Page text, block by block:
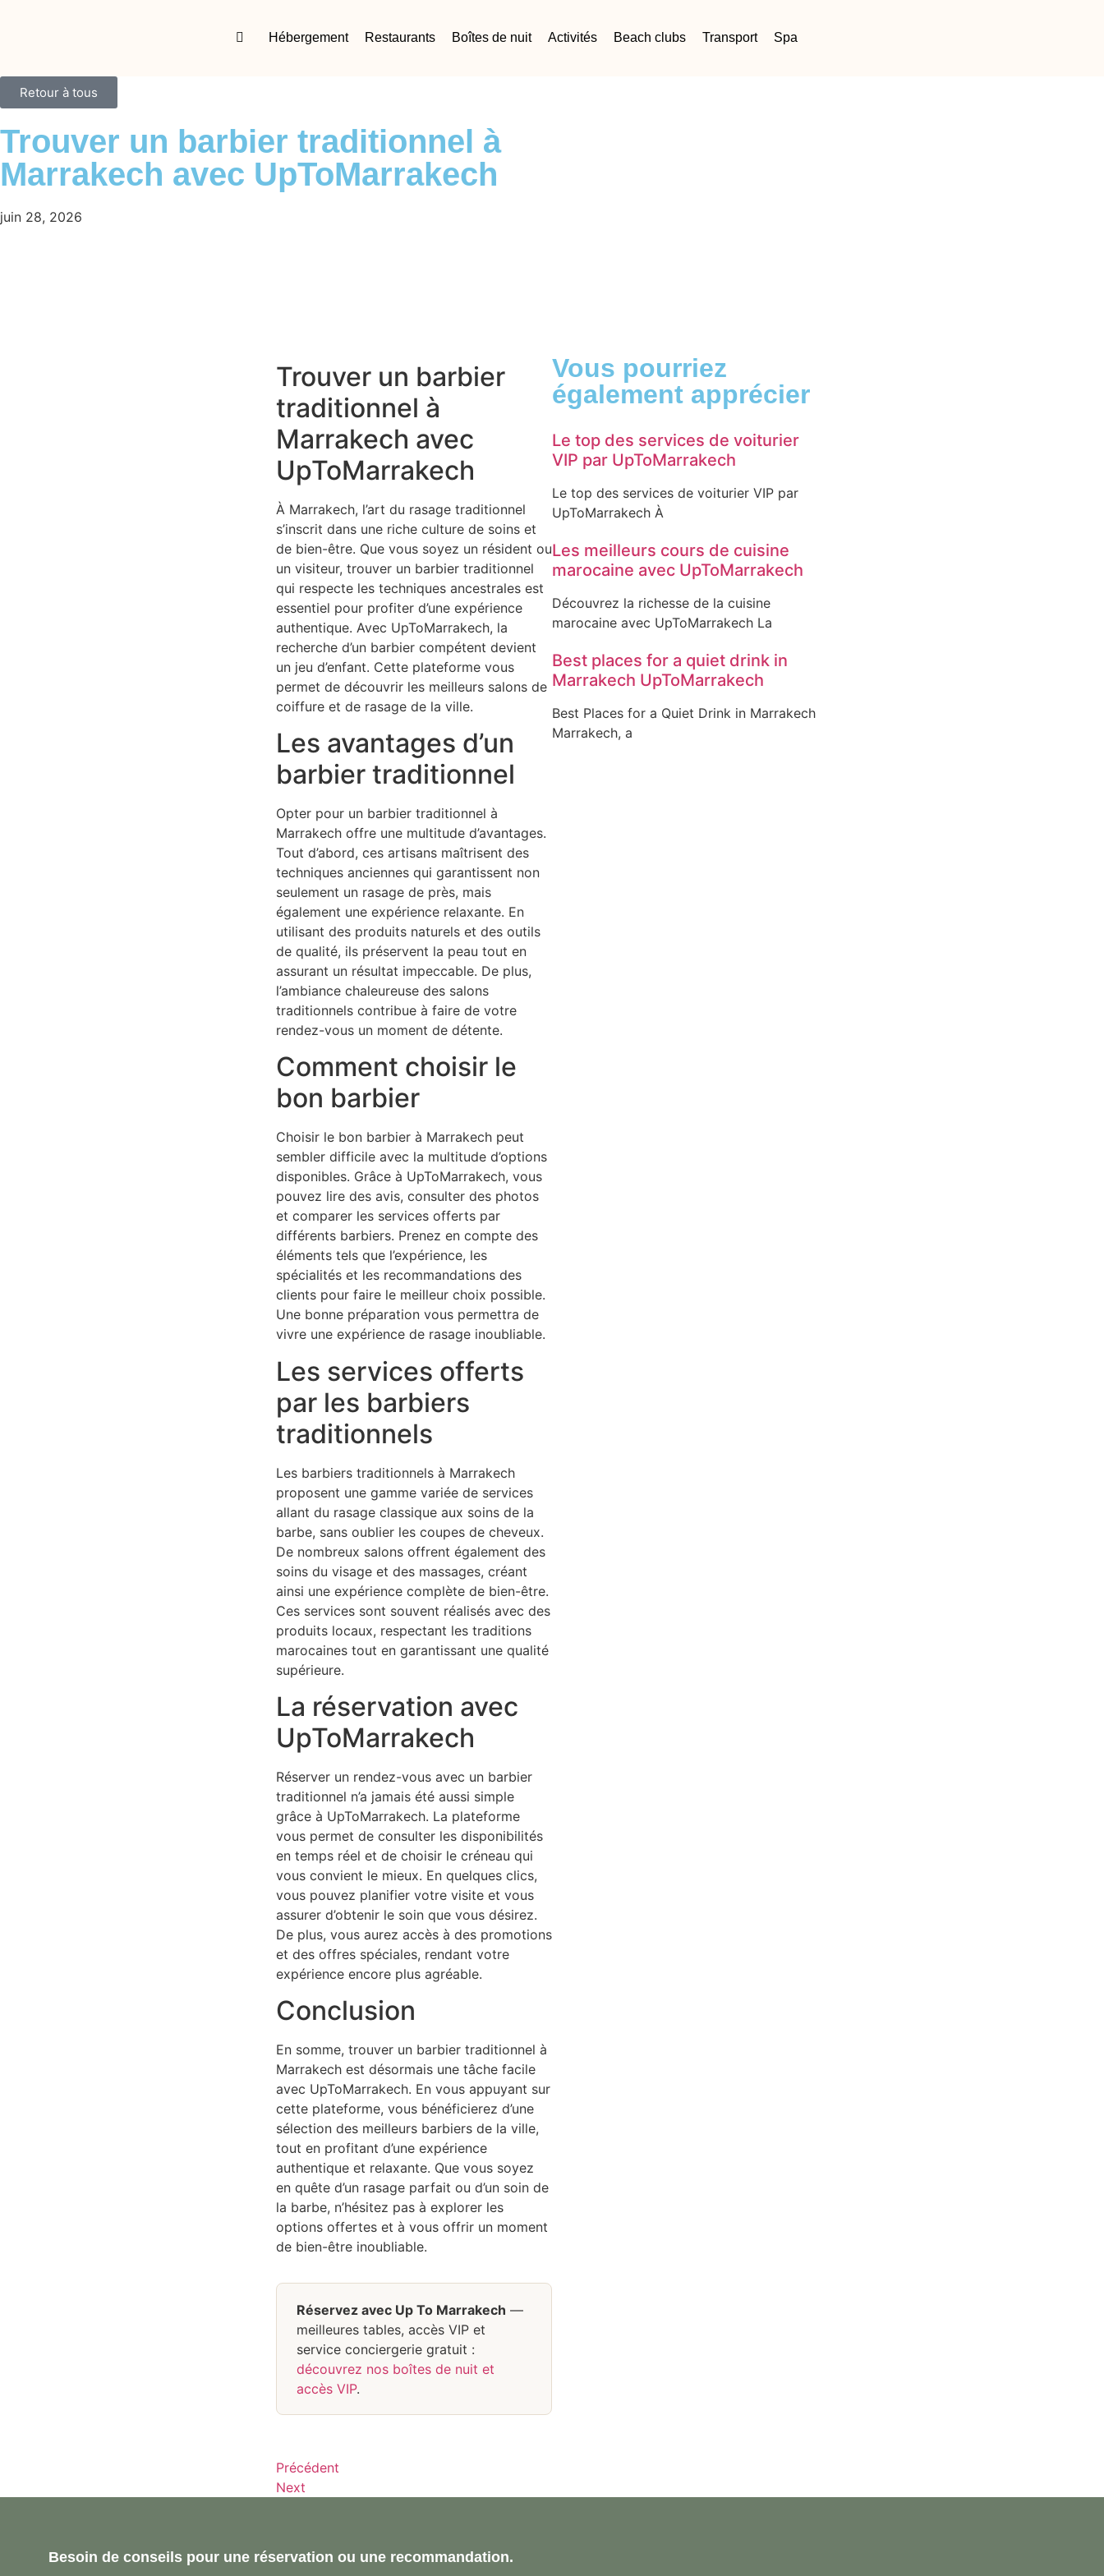
Hébergement Restaurants Boîtes de nuit Activités Beach clubs Transport Spa
Retour à tous
Trouver un barbier traditionnel à
Marrakech avec UpToMarrakech
juin 28, 2026
Trouver un barbier
traditionnel à
Marrakech avec
UpToMarrakech
À Marrakech, l’art du rasage traditionnel
s’inscrit dans une riche culture de soins et
de bien-être. Que vous soyez un résident ou
un visiteur, trouver un barbier traditionnel
qui respecte les techniques ancestrales est
essentiel pour profiter d’une expérience
authentique. Avec UpToMarrakech, la
recherche d’un barbier compétent devient
un jeu d’enfant. Cette plateforme vous
permet de découvrir les meilleurs salons de
coiffure et de rasage de la ville.
Les avantages d’un
barbier traditionnel
Opter pour un barbier traditionnel à
Marrakech offre une multitude d’avantages.
Tout d’abord, ces artisans maîtrisent des
techniques anciennes qui garantissent non
seulement un rasage de près, mais
également une expérience relaxante. En
utilisant des produits naturels et des outils
de qualité, ils préservent la peau tout en
assurant un résultat impeccable. De plus,
l’ambiance chaleureuse des salons
traditionnels contribue à faire de votre
rendez-vous un moment de détente.
Comment choisir le
bon barbier
Choisir le bon barbier à Marrakech peut
sembler difficile avec la multitude d’options
disponibles. Grâce à UpToMarrakech, vous
pouvez lire des avis, consulter des photos
et comparer les services offerts par
différents barbiers. Prenez en compte des
éléments tels que l’expérience, les
spécialités et les recommandations des
clients pour faire le meilleur choix possible.
Une bonne préparation vous permettra de
vivre une expérience de rasage inoubliable.
Les services offerts
par les barbiers
traditionnels
Les barbiers traditionnels à Marrakech
proposent une gamme variée de services
allant du rasage classique aux soins de la
barbe, sans oublier les coupes de cheveux.
De nombreux salons offrent également des
soins du visage et des massages, créant
ainsi une expérience complète de bien-être.
Ces services sont souvent réalisés avec des
produits locaux, respectant les traditions
marocaines tout en garantissant une qualité
supérieure.
La réservation avec
UpToMarrakech
Réserver un rendez-vous avec un barbier
traditionnel n’a jamais été aussi simple
grâce à UpToMarrakech. La plateforme
vous permet de consulter les disponibilités
en temps réel et de choisir le créneau qui
vous convient le mieux. En quelques clics,
vous pouvez planifier votre visite et vous
assurer d’obtenir le soin que vous désirez.
De plus, vous aurez accès à des promotions
et des offres spéciales, rendant votre
expérience encore plus agréable.
Conclusion
En somme, trouver un barbier traditionnel à
Marrakech est désormais une tâche facile
avec UpToMarrakech. En vous appuyant sur
cette plateforme, vous bénéficierez d’une
sélection des meilleurs barbiers de la ville,
tout en profitant d’une expérience
authentique et relaxante. Que vous soyez
en quête d’un rasage parfait ou d’un soin de
la barbe, n’hésitez pas à explorer les
options offertes et à vous offrir un moment
de bien-être inoubliable.
Réservez avec Up To Marrakech —
meilleures tables, accès VIP et
service conciergerie gratuit :
découvrez nos boîtes de nuit et
accès VIP.
Précédent
Next
Vous pourriez
également apprécier
Le top des services de voiturier
VIP par UpToMarrakech
Le top des services de voiturier VIP par
UpToMarrakech À
Les meilleurs cours de cuisine
marocaine avec UpToMarrakech
Découvrez la richesse de la cuisine
marocaine avec UpToMarrakech La
Best places for a quiet drink in
Marrakech UpToMarrakech
Best Places for a Quiet Drink in Marrakech
Marrakech, a
Besoin de conseils pour une réservation ou une recommandation.